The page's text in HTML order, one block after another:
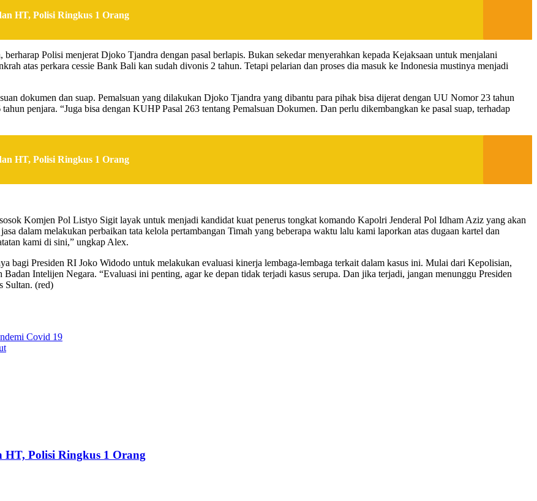
HT, Polisi Ringkus 1 Orang
Polisi menjerat Djoko Tjandra dengan pasal berlapis. Bukan sekedar menyerahkan kepada Kejaksaan untuk menjalani
atas perkara cessie Bank Bali kan sudah divonis 2 tahun. Tetapi pelarian dan proses dia masuk ke Indonesia mustinya menjadi
dokumen dan suap. Pemalsuan yang dilakukan Djoko Tjandra yang dibantu para pihak bisa dijerat dengan UU Nomor 23 tahun
penjara. “Juga bisa dengan KUHP Pasal 263 tentang Pemalsuan Dokumen. Dan perlu dikembangkan ke pasal suap, terhadap
HT, Polisi Ringkus 1 Orang
Komjen Pol Listyo Sigit layak untuk menjadi kandidat kuat penerus tongkat komando Kapolri Jenderal Pol Idham Aziz yang akan
dalam melakukan perbaikan tata kelola pertambangan Timah yang beberapa waktu lalu kami laporkan atas dugaan kartel dan
kami di sini,” ungkap Alex.
bagi Presiden RI Joko Widodo untuk melakukan evaluasi kinerja lembaga-lembaga terkait dalam kasus ini. Mulai dari Kepolisian,
Intelijen Negara. “Evaluasi ini penting, agar ke depan tidak terjadi kasus serupa. Dan jika terjadi, jangan menunggu Presiden
Sultan. (red)
Covid 19
Polisi Ringkus 1 Orang